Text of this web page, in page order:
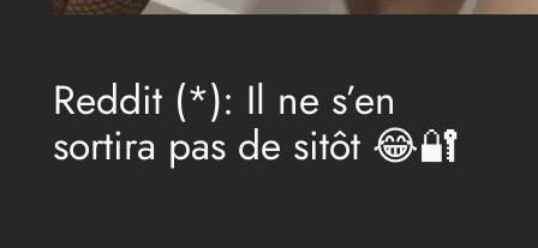
Reddit (*): Il ne s’en
sortira pas de sitôt 😂🔐